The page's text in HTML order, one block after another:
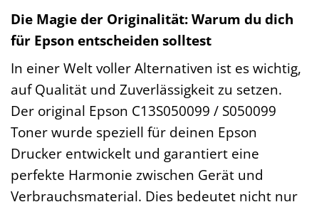
Die Magie der Originalität: Warum du dich
für Epson entscheiden solltest
In einer Welt voller Alternativen ist es wichtig,
auf Qualität und Zuverlässigkeit zu setzen.
Der original Epson C13S050099 / S050099
Toner wurde speziell für deinen Epson
Drucker entwickelt und garantiert eine
perfekte Harmonie zwischen Gerät und
Verbrauchsmaterial. Dies bedeutet nicht nur